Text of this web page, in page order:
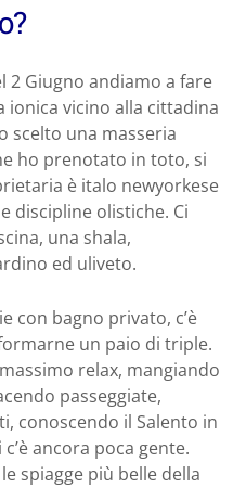
2 Giugno andiamo a fare
ionica vicino alla cittadina
scelto una masseria
ho prenotato in toto, si
è italo newyorkese
discipline olistiche. Ci
una shala,
ed uliveto.
con bagno privato, c’è
un paio di triple.
relax, mangiando
passeggiate,
conoscendo il Salento in
ancora poca gente.
spiagge più belle della